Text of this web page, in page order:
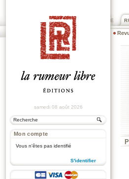
PRIX ROGER DEXTRE
samedi 08 août 2026
Mon compte
Vous n'êtes pas identifié
S'identifier